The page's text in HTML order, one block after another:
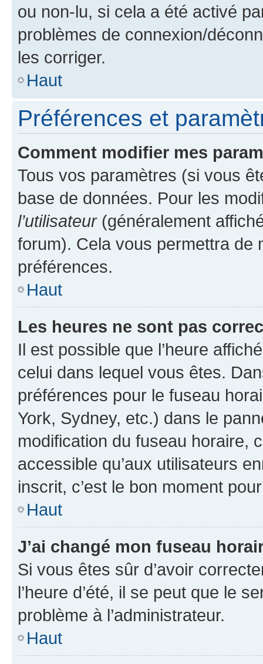
ou non-lu, si cela a été activé
problèmes de connexion/
les corriger.
Haut
Préférences et
Comment modifier mes
Tous vos paramètres (si vous
base de données. Pour les
l’utilisateur(généralement
forum). Cela vous permettra de
préférences.
Haut
Les heures ne sont pas
Il est possible que l’heure
celui dans lequel vous êtes.
préférences pour le fuseau
York, Sydney, etc.) dans le
modification du fuseau horaire,
accessible qu’aux utilisateurs
inscrit, c’est le bon moment
Haut
J’ai changé mon fuseau
Si vous êtes sûr d’avoir
l’heure d’été, il se peut que le
problème à l’administrateur.
Haut